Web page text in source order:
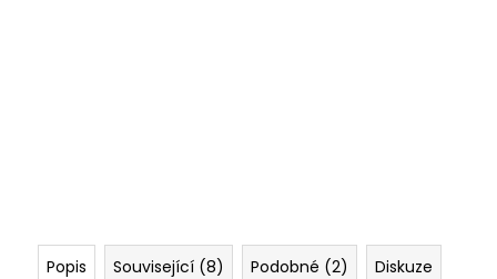
Popis Související (8) Podobné (2) Diskuze